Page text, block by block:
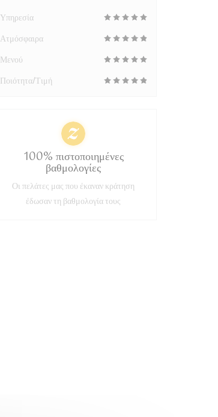
Υπηρεσία
Ατμόσφαιρα
Μενού
Ποιότητα/Τιμή
100% πιστοποιημένες
βαθμολογίες
Οι πελάτες μας που έκαναν κράτηση
έδωσαν τη βαθμολογία τους